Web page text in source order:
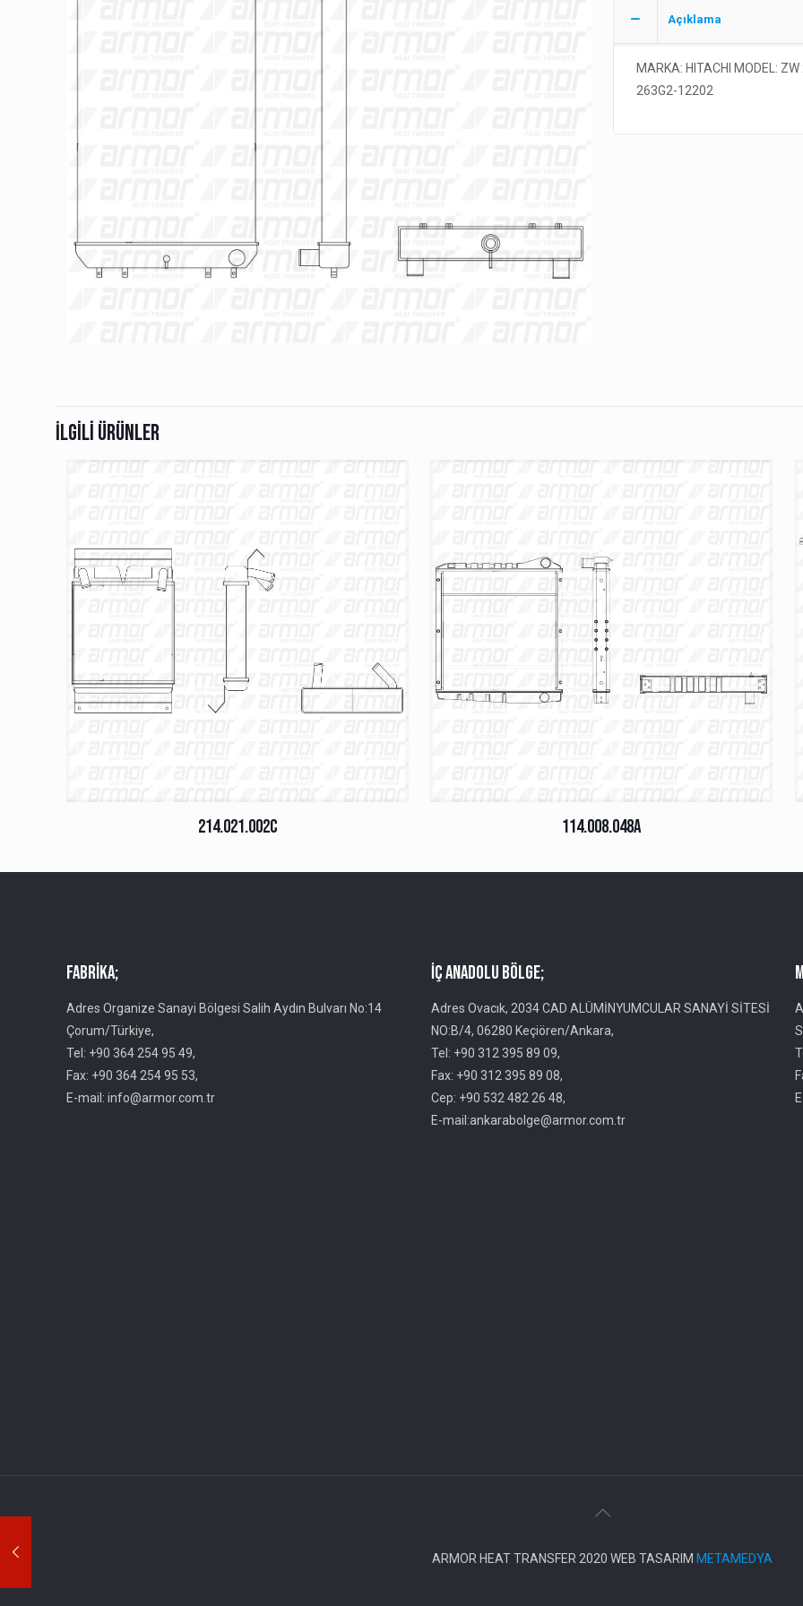
Açıklama
MARKA: HITACHI MODEL:
263G2-12202
İlgili ürünler
214.021.002C 114.008.048A
Fabrika;
Adres Organize Sanayi Bölgesi Salih Aydın Bulvarı No:14
Çorum/Türkiye,
Tel: +90 364 254 95 49,
Fax: +90 364 254 95 53,
E-mail: info@armor.com.tr
İç Anadolu Bölge;
Adres Ovacık, 2034 CAD ALÜMİNYUMCULAR SANAYİ SİTESİ
NO:B/4, 06280 Keçiören/Ankara,
Tel: +90 312 395 89 09,
Fax: +90 312 395 89 08,
Cep: +90 532 482 26 48,
E-mail:ankarabolge@armor.com.tr
ARMOR HEAT TRANSFER 2020 WEB TASARIM METAMEDYA